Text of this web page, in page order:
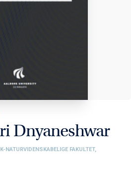
Dnyaneshwar
NATURVIDENSKABELIGE FAKULTET,